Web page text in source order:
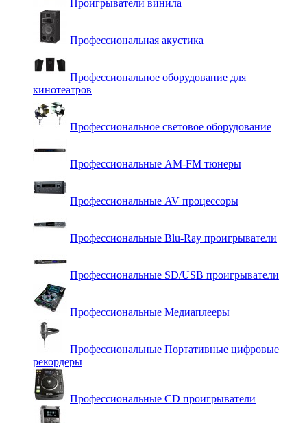
Проигрыватели винила
Профессиональная акустика
Профессиональное оборудование для
кинотеатров
Профессиональное световое оборудование
Профессиональные AM-FM тюнеры
Профессиональные AV процессоры
Профессиональные Blu-Ray проигрыватели
Профессиональные SD/USB проигрыватели
Профессиональные Медиаплееры
Профессиональные Портативные цифровые
рекордеры
Профессиональные СD проигрыватели